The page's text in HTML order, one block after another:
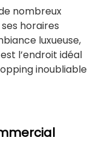
nombreux
horaires
luxueuse,
l’endroit idéal
inoubliable